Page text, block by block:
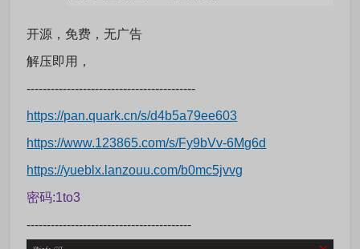
开源，免费，无广告
解压即用，
------------------------------------------
https://pan.quark.cn/s/d4b5a79ee603
https://www.123865.com/s/Fy9bVv-6Mg6d
https://yueblx.lanzouu.com/b0mc5jvvg
密码:1to3
-----------------------------------------